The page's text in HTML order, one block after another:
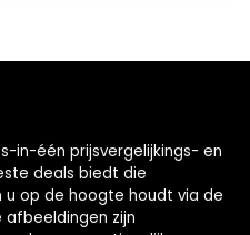
in-één prijsvergelijkings- en
deals biedt die
u op de hoogte houdt via de
zijn